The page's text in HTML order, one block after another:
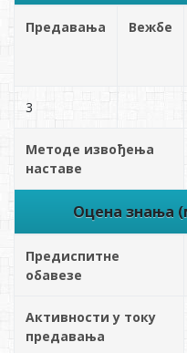
Предавања Вежбе
3
Методе извођења
наставе
Оцена знања
Предиспитне
обавезе
Активности у току
предавања